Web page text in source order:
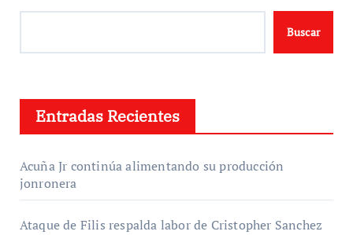
Buscar
Entradas Recientes
Acuña Jr continúa alimentando su producción
jonronera
Ataque de Filis respalda labor de Cristopher Sanchez